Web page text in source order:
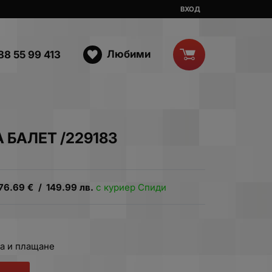
ВХОД
55 99 413 Любими
/229183
€ / 149.99 лв. с куриер Спиди
и плащане